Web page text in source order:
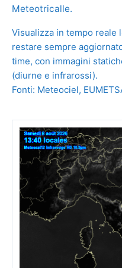
Meteotricalle.
Visualizza in tempo reale
restare sempre
time, con immagini
(diurne e infrarossi).
Fonti: Meteociel,